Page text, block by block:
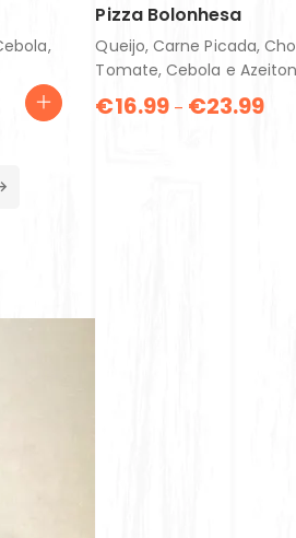
Pizza Bolonhesa
Queijo, Carne Picada,
Tomate, Cebola e
€16.99 – €23.99